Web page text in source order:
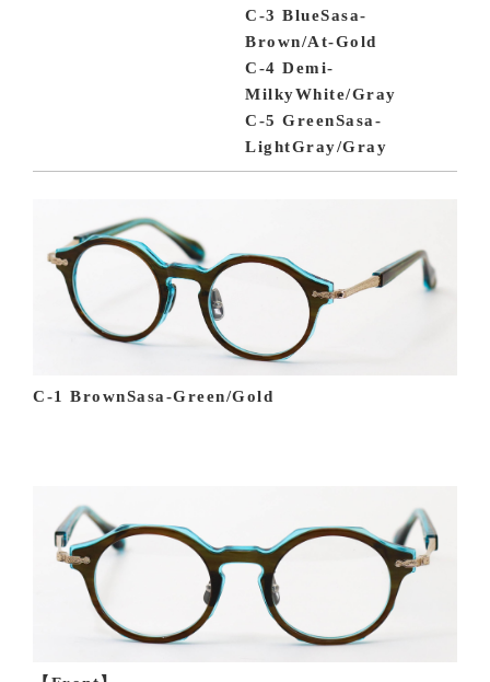
C-1 BrownSasa-Green/Gold
C-3 BlueSasa-
Brown/At-Gold
C-4 Demi-
MilkyWhite/Gray
C-5 GreenSasa-
LightGray/Gray